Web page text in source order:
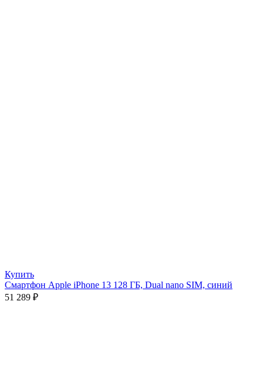
Купить
Смартфон Apple iPhone 13 128 ГБ, Dual nano SIM, синий
51 289 ₽